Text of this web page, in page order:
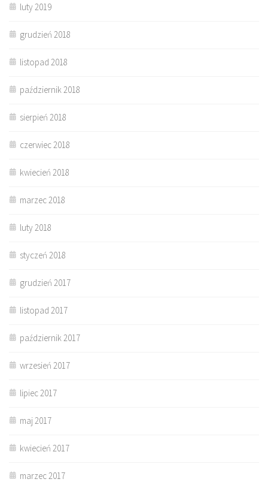
luty 2019
grudzień 2018
listopad 2018
październik 2018
sierpień 2018
czerwiec 2018
kwiecień 2018
marzec 2018
luty 2018
styczeń 2018
grudzień 2017
listopad 2017
październik 2017
wrzesień 2017
lipiec 2017
maj 2017
kwiecień 2017
marzec 2017